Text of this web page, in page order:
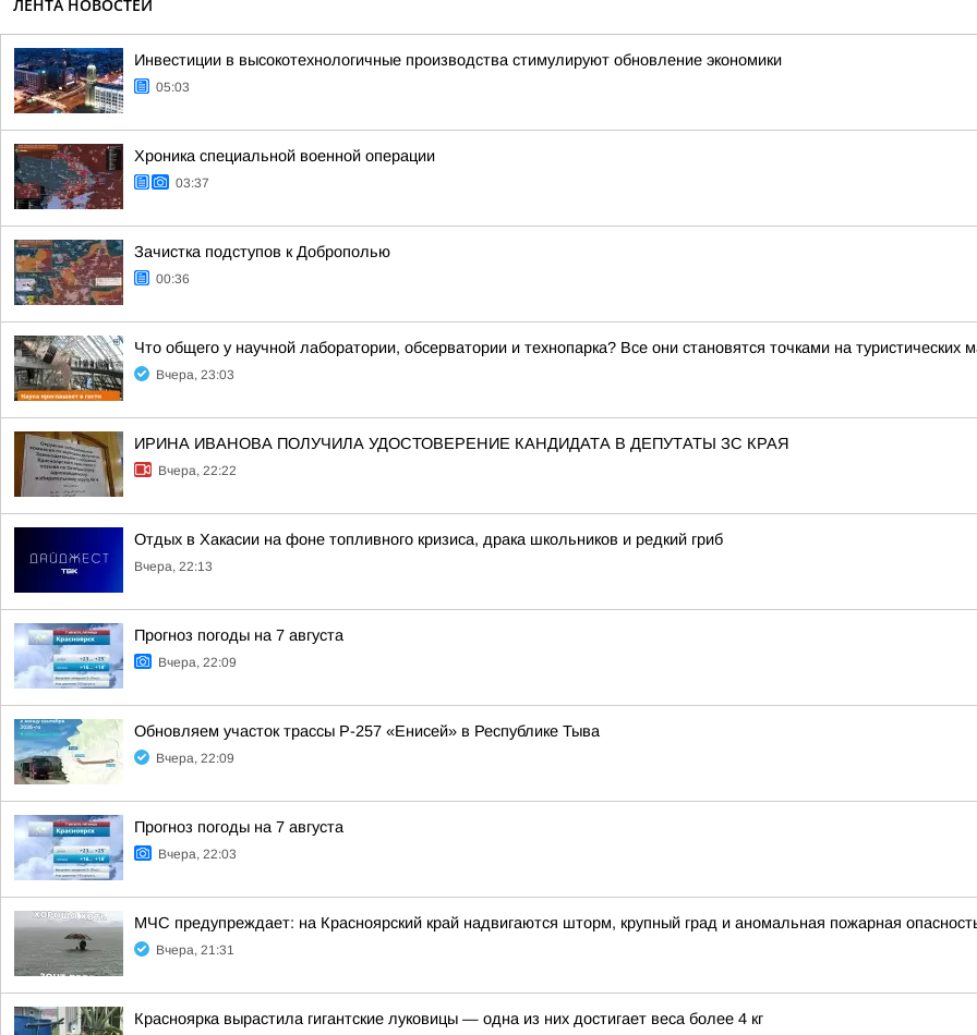
ЛЕНТА НОВОСТЕЙ
Инвестиции в высокотехнологичные производства стимулируют обновление экономики
05:03
Хроника специальной военной операции
03:37
Зачистка подступов к Доброполью
00:36
Что общего у научной лаборатории, обсерватории и технопарка? Все они становятся точками на туристических
Вчера, 23:03
ИРИНА ИВАНОВА ПОЛУЧИЛА УДОСТОВЕРЕНИЕ КАНДИДАТА В ДЕПУТАТЫ ЗС КРАЯ
Вчера, 22:22
Отдых в Хакасии на фоне топливного кризиса, драка школьников и редкий гриб
Вчера, 22:13
Прогноз погоды на 7 августа
Вчера, 22:09
Обновляем участок трассы Р-257 «Енисей» в Республике Тыва
Вчера, 22:09
Прогноз погоды на 7 августа
Вчера, 22:03
МЧС предупреждает: на Красноярский край надвигаются шторм, крупный град и аномальная пожарная
Вчера, 21:31
Красноярка вырастила гигантские луковицы — одна из них достигает веса более 4 кг